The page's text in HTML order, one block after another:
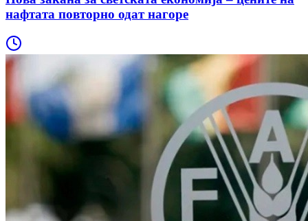
нафтата повторно одат нагоре